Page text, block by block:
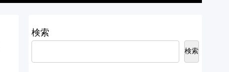
検索
検索